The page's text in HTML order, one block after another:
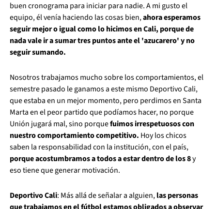
buen cronograma para iniciar para nadie. A mi gusto el
equipo, él venía haciendo las cosas bien,ahora esperamos
seguir mejor o igual como lo hicimos en Cali, porque de
nada vale ir a sumar tres puntos ante el 'azucarero' y no
seguir sumando.
Nosotros trabajamos mucho sobre los comportamientos, el
semestre pasado le ganamos a este mismo Deportivo Cali,
que estaba en un mejor momento, pero perdimos en Santa
Marta en el peor partido que podíamos hacer, no porque
Unión jugará mal, sino porquefuimos irrespetuosos con
nuestro comportamiento competitivo. Hoy los chicos
saben la responsabilidad con la institución, con el país,
porque acostumbramos a todos a estar dentro de los 8y
eso tiene que generar motivación.
Deportivo Cali: Más allá de señalar a alguien,las personas